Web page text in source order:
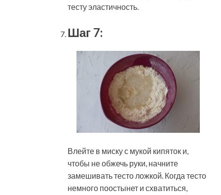
тесту эластичность.
Шаг 7:
Влейте в миску с мукой кипяток и,
чтобы не обжечь руки, начните
замешивать тесто ложкой. Когда тесто
немного поостынет и схватиться,